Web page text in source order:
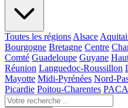
Toutes les régions Alsace
Bourgogne Bretagne Centre
Comté Guadeloupe Guyane
Réunion Languedoc-Roussillon
Mayotte Midi-Pyrénées Nord-
Picardie Poitou-Charentes PACA